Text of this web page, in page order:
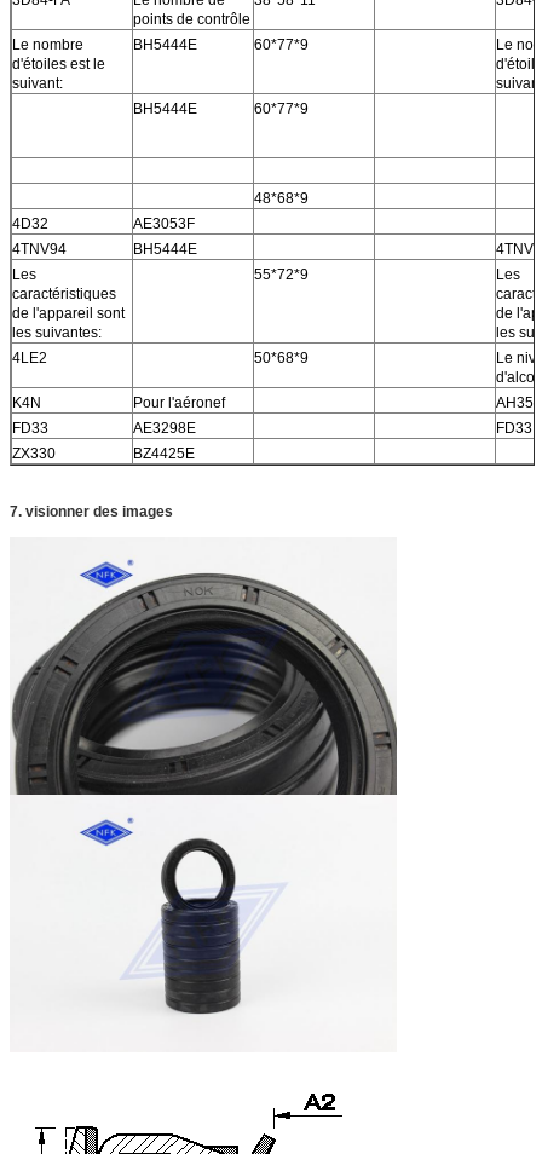
points de contrôle
Le nombre
d'étoiles est le
suivant:
BH5444E 60*77*9
Le
BH5444E
60*77*9
48*68*9
4D32
AE3053F
4TNV94
BH5444E
Les
caractéristiques
de l'appareil sont
les suivantes:
55*72*9
Les
de
les
4LE2
50*68*9
Le
K4N
Pour l'aéronef
FD33
AE3298E
FD33
ZX330
BZ4425E
7. visionner des images